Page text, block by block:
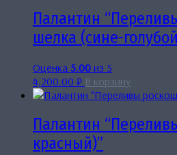
Палантин
шелка (сине-
Оценка 5.00 из 5
4,200.00 ₽ В корзину
Палантин
красный)”